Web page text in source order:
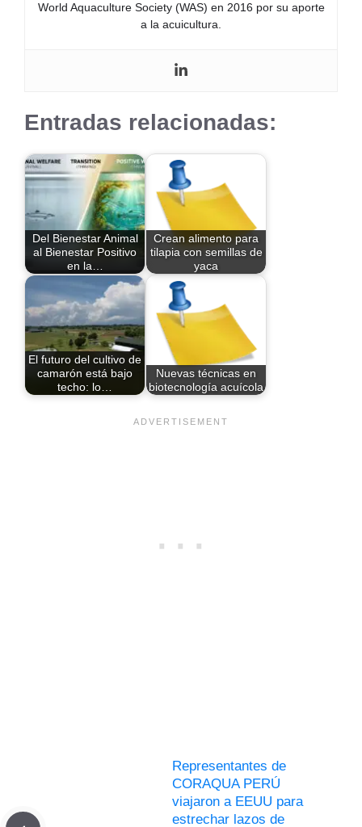
World Aquaculture Society (WAS) en 2016 por su aporte
a la acuicultura.
Entradas relacionadas:
Del Bienestar Animal
al Bienestar Positivo
en la…
Crean alimento para
tilapia con semillas de
yaca
El futuro del cultivo de
camarón está bajo
techo: lo…
Nuevas técnicas en
biotecnología acuícola
Representantes de
CORAQUA PERÚ
viajaron a EEUU para
estrechar lazos de